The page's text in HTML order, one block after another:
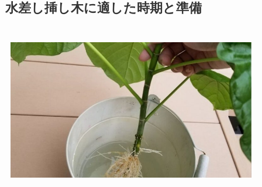
水差し挿し木に適した時期と準備